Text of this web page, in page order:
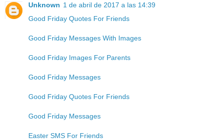
Unknown 1 de abril de 2017 a las 14:39
Good Friday Quotes For Friends
Good Friday Messages With Images
Good Friday Images For Parents
Good Friday Messages
Good Friday Quotes For Friends
Good Friday Messages
Easter SMS For Friends